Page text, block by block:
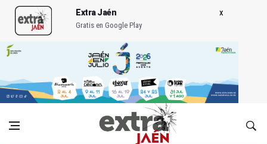
Extra Jaén
Gratis en Google Play